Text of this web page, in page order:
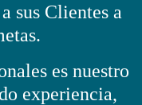
sus Clientes a
es nuestro
experiencia,